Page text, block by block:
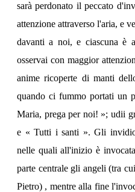
sarà perdonato il peccato
attenzione attraverso l'aria, e
davanti a noi, e ciascuna è
osservai con maggior
anime ricoperte di manti
quando ci fummo portati un
Maria, prega per noi! »; udii
e « Tutti i santi ». Gli
nelle quali all'inizio è
parte centrale gli angeli (tra
Pietro) , mentre alla fine